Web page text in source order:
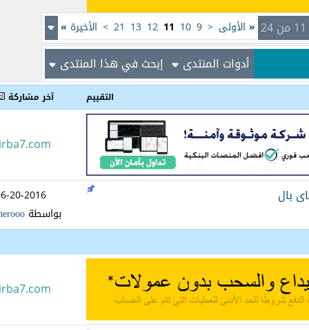
« الأولى <
9
10
11
12
13
21
> الأخيرة »
أدوات المنتدى إبحث في هذا المنتدى
التقييم آخر مشاركة
بال
20-2016
بواسطة